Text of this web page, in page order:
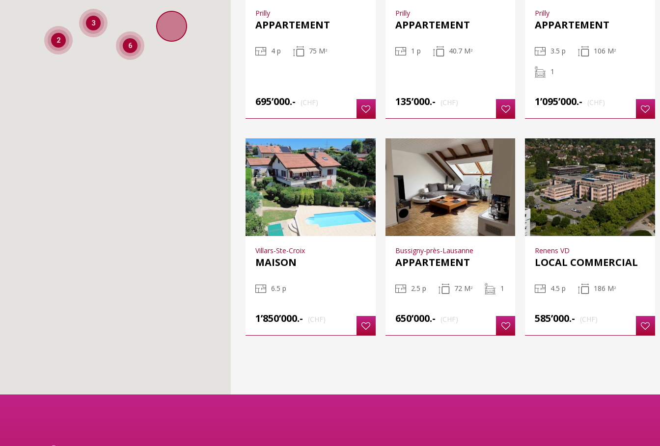
6
3
2
Prilly
APPARTEMENT
4 p 75 M2
695’000.- (CHF)
Prilly
APPARTEMENT
1 p 40.7 M2
135’000.- (CHF)
Prilly
APPARTEMENT
3.5 p 106 M2
1
1’095’000.- (CHF)
Villars-Ste-Croix
MAISON
6.5 p
1’850’000.- (CHF)
Bussigny-près-Lausanne
APPARTEMENT
2.5 p 72 M 2 1
650’000.- (CHF)
Renens VD
LOCAL COMMERCIAL
4.5 p 186 M2
585’000.- (CHF)